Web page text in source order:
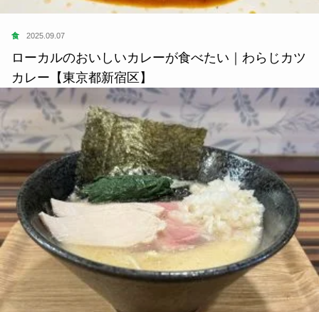
食 2025.09.07
ローカルのおいしいカレーが食べたい｜わらじカツ
カレー【東京都新宿区】